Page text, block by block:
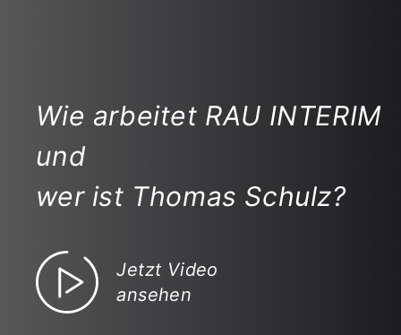
Wie arbeitet RAU INTERIM
und
wer ist Thomas Schulz?
Jetzt Video
ansehen